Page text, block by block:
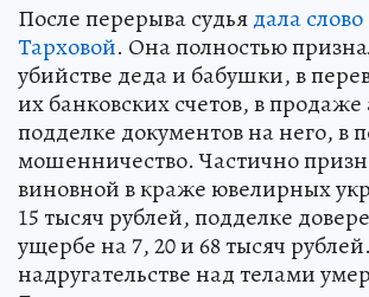
После перерыва судьядала
Тарховой. Она полностью
убийстве деда и бабушки, в
их банковских счетов, в
подделке документов на него, в
мошенничество. Частично
виновной в краже ювелирных
15 тысяч рублей, подделке
ущербе на 7, 20 и 68 тысяч
надругательстве над телами